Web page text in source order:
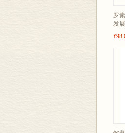
罗
发展